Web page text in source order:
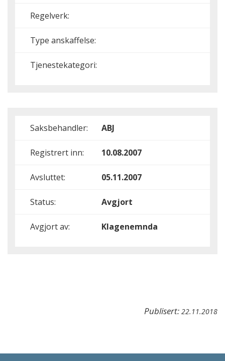
Regelverk:
Type anskaffelse:
Tjenestekategori:
Saksbehandler: ABJ
Registrert inn: 10.08.2007
Avsluttet: 05.11.2007
Status: Avgjort
Avgjort av: Klagenemnda
Publisert: 22.11.2018